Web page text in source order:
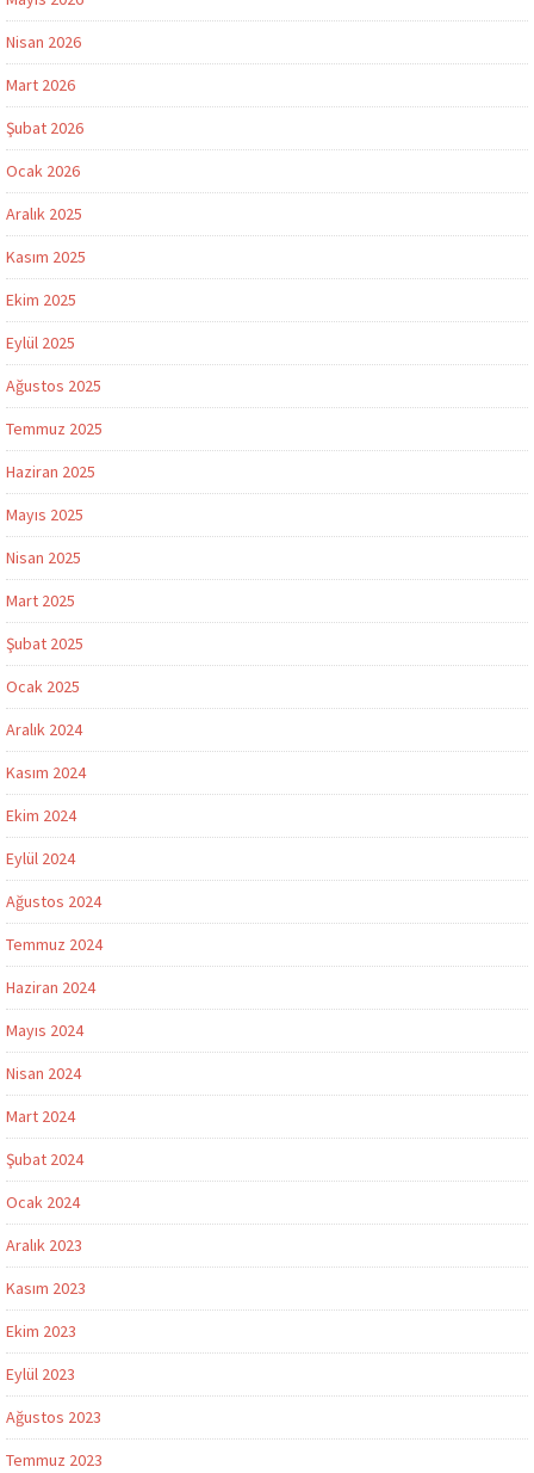
Nisan 2026
Mart 2026
Şubat 2026
Ocak 2026
Aralık 2025
Kasım 2025
Ekim 2025
Eylül 2025
Ağustos 2025
Temmuz 2025
Haziran 2025
Mayıs 2025
Nisan 2025
Mart 2025
Şubat 2025
Ocak 2025
Aralık 2024
Kasım 2024
Ekim 2024
Eylül 2024
Ağustos 2024
Temmuz 2024
Haziran 2024
Mayıs 2024
Nisan 2024
Mart 2024
Şubat 2024
Ocak 2024
Aralık 2023
Kasım 2023
Ekim 2023
Eylül 2023
Ağustos 2023
Temmuz 2023